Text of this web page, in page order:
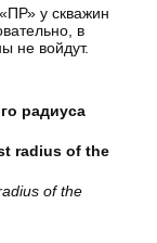
у скважин
в
не войдут.
радиуса
radius of the
of the